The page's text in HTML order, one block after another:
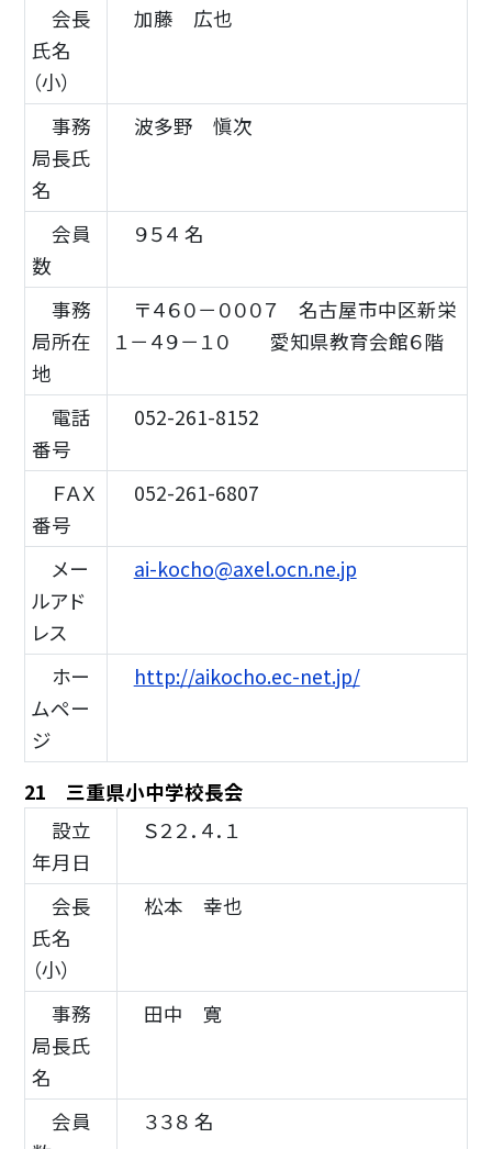
会長
氏名
（小）
加藤 広也
事務
局長氏
名
波多野 愼次
会員
数
９５４ 名
事務
局所在
地
〒４６０－０００７ 名古屋市中区新栄
１－４９－１０ 愛知県教育会館６階
電話
番号
052-261-8152
ＦＡＸ
番号
052-261-6807
メー
ルアド
レス
ai-kocho@axel.ocn.ne.jp
ホー
ムペー
ジ
http://aikocho.ec-net.jp/
21 三重県小中学校長会
設立
年月日
Ｓ２２．４．１
会長
氏名
（小）
松本 幸也
事務
局長氏
名
田中 寛
会員
３３８ 名